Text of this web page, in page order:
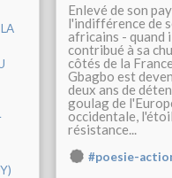
Enlevé de son
l'indifférence de
africains - quand
contribué à sa
côtés de la
Gbagbo est
deux ans de
goulag de
occidentale,
résistance...
#poesie-